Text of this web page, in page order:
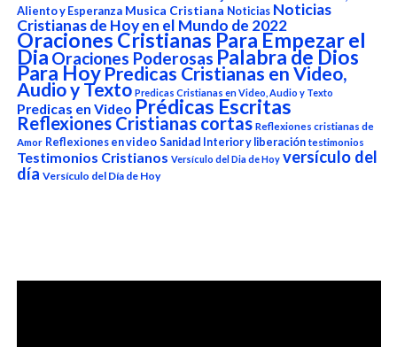
Aliento y Esperanza Musica Cristiana Noticias Noticias
Cristianas de Hoy en el Mundo de 2022
Oraciones Cristianas Para Empezar el
DiaOraciones Poderosas Palabra de Dios
Para Hoy Predicas Cristianas en Video,
Audio y Texto Predicas Cristianas en Video, Audio y Texto
Predicas en Video Prédicas Escritas
Reflexiones Cristianas cortas Reflexiones cristianas de
Amor Reflexiones en video Sanidad Interior y liberación testimonios
Testimonios Cristianos Versículo del Dia de Hoy versículo del
día Versículo del Día de Hoy
Reproductor